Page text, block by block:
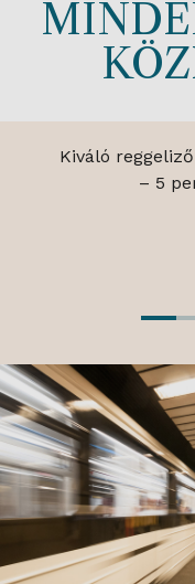
Kiváló
– 5